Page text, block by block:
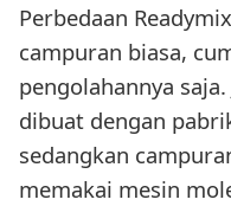
Perbedaan
campuran biasa,
pengolahannya
dibuat dengan
sedangkan
memakai mesin